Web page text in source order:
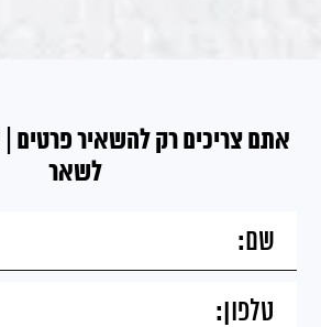
אתם צריכים רק להשאיר פרטים |
לשאר